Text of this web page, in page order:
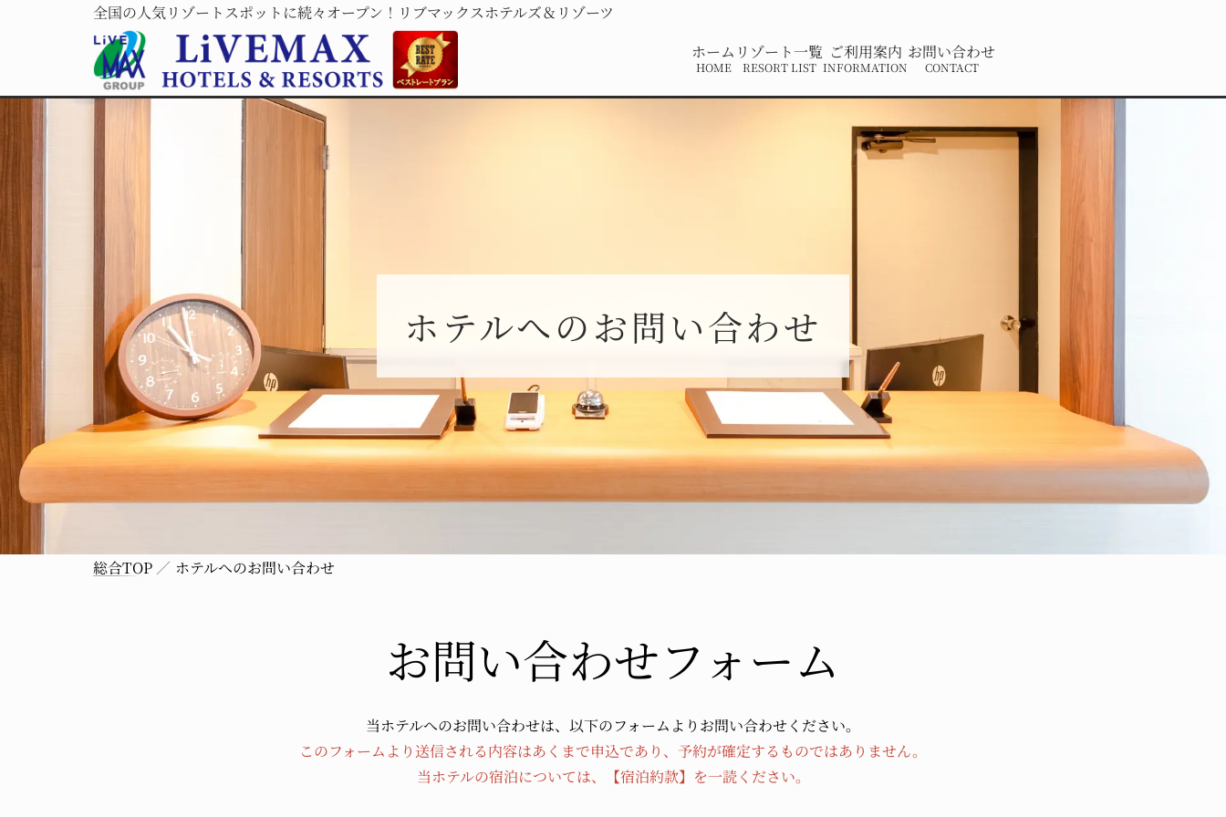
全国の人気リゾートスポットに続々オープン！リブマックスホテルズ＆リゾーツ
ホーム
HOME
リゾート一覧
RESORT LIST
ご利用案内
INFORMATION
お問い合わせ
CONTACT
ホテルへのお問い合わせ
総合TOP ホテルへのお問い合わせ
お問い合わせフォーム
当ホテルへのお問い合わせは、以下のフォームよりお問い合わせください。
このフォームより送信される内容はあくまで申込であり、予約が確定するものではありません。
当ホテルの宿泊については、
【宿泊約款】 を一読ください。